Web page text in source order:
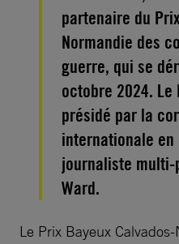
partenaire du
Normandie des
guerre, qui se
octobre 2024.
présidé par la
internationale en
journaliste multi-
Ward.
Le Prix Bayeux